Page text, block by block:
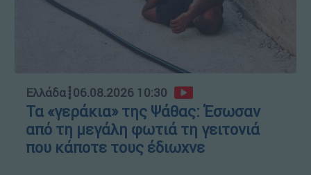
Ελλάδα┋06.08.2026 10:30
Τα «γεράκια» της Ψάθας: Έσωσαν
από τη μεγάλη φωτιά τη γειτονιά
που κάποτε τους έδιωχνε